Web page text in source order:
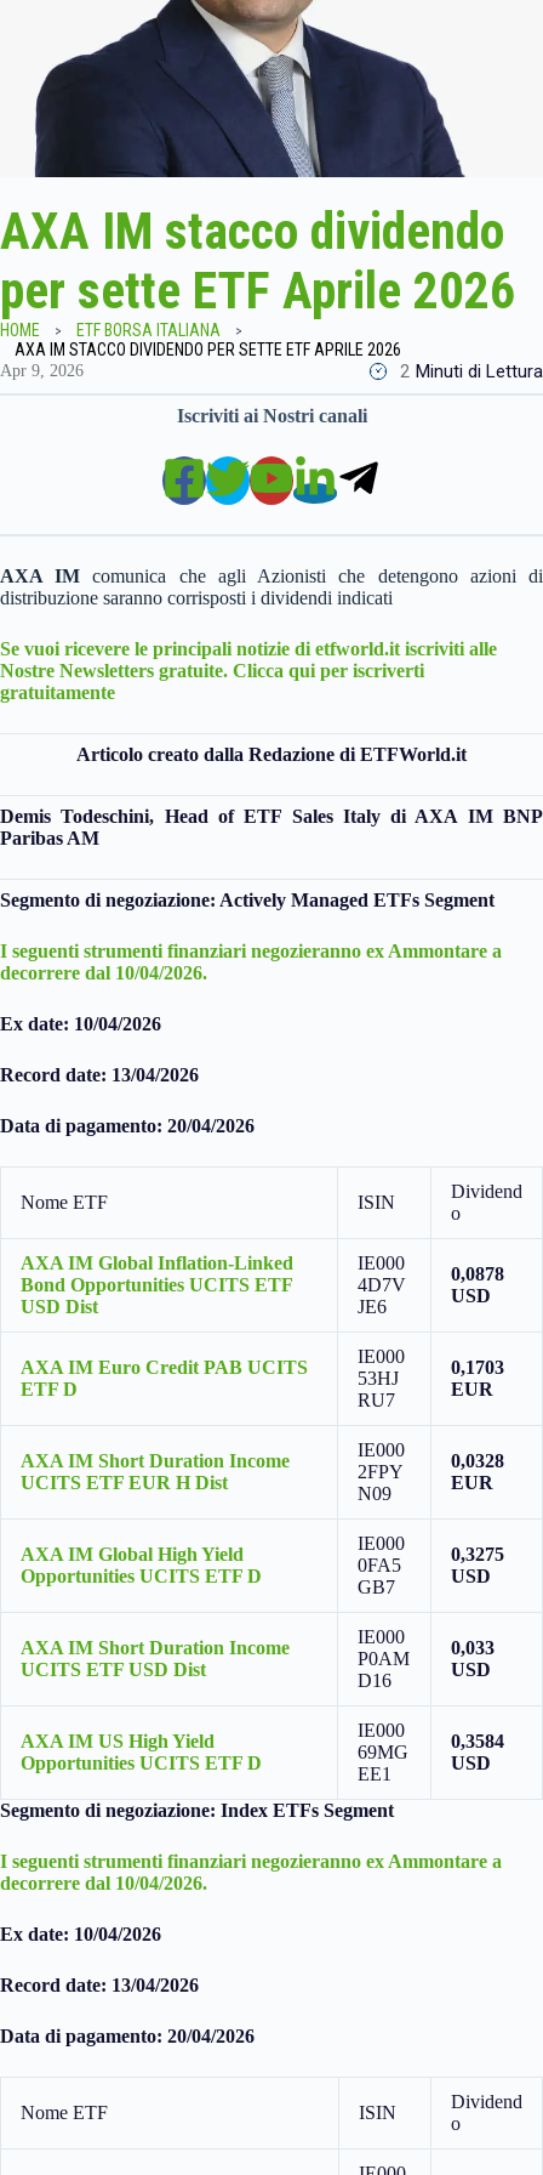
AXA IM stacco dividendo
per sette ETF Aprile 2026
HOME
ETF BORSA ITALIANA
AXA IM STACCO DIVIDENDO PER SETTE ETF APRILE 2026
Apr 9, 2026 2 Minuti di Lettura
Iscriviti ai Nostri canali
AXAIM comunica che agli Azionisti che detengono azioni di
distribuzione saranno corrisposti i dividendi indicati
Se vuoi ricevere le principali notizie di etfworld.it iscriviti alle
Nostre Newsletters gratuite. Clicca qui per iscriverti
gratuitamente
Articolo creato dalla Redazione di ETFWorld.it
Demis Todeschini, Head of ETF Sales Italy di AXA IM BNP
Paribas AM
Segmento di negoziazione: Actively Managed ETFs Segment
I seguenti strumenti finanziari negozieranno ex Ammontare a
decorrere dal 10/04/2026.
Ex date: 10/04/2026
Record date: 13/04/2026
Data di pagamento: 20/04/2026
Nome ETF ISIN
Dividend
o
AXA IM Global Inflation-Linked
Bond Opportunities UCITS ETF
USD Dist
IE000
4D7V
JE6
0,0878
USD
AXA IM Euro Credit PAB UCITS
ETF D
IE000
53HJ
RU7
0,1703
EUR
AXA IM Short Duration Income
UCITS ETF EUR H Dist
IE000
2FPY
N09
0,0328
EUR
AXA IM Global High Yield
Opportunities UCITS ETF D
IE000
0FA5
GB7
0,3275
USD
AXA IM Short Duration Income
UCITS ETF USD Dist
IE000
P0AM
D16
0,033
USD
AXA IM US High Yield
Opportunities UCITS ETF D
IE000
69MG
EE1
0,3584
USD
Segmento di negoziazione: Index ETFs Segment
I seguenti strumenti finanziari negozieranno ex Ammontare a
decorrere dal 10/04/2026.
Ex date: 10/04/2026
Record date: 13/04/2026
Data di pagamento: 20/04/2026
Nome ETF ISIN
Dividend
o